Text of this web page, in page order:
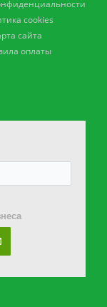
cookies
сайта
оплаты